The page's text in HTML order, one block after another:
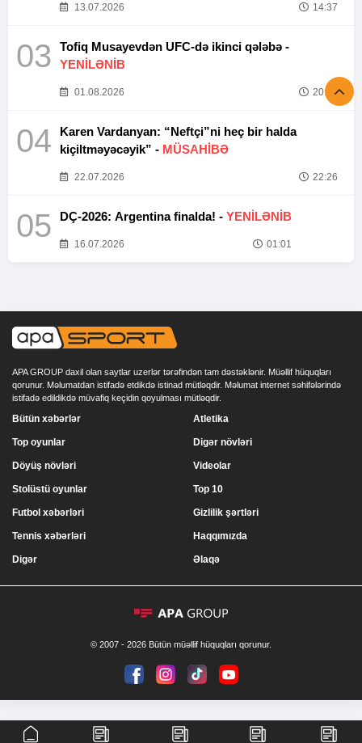
13.07.2026 14:37
03
Tofiq Musayevdən UFC-də ikinci qələbə -
YENİLƏNİB
01.08.2026 20:52
04
Karen Vardanyan: “Neftçi”ni heç bir halda
kiçiltməyəcəyik” - MÜSAHİBƏ
22.07.2026 22:26
05 DÇ-2026: Argentina finalda! - YENİLƏNİB
16.07.2026 01:01
APA GROUP daxil olan saytlar uzerlər tərəfindən tam dəstəklənir. Müəllif hüquqları
qorunur. Məlumatdan istifadə etdikdə istinad mütləqdir. Məlumat internet səhifələrində
istifadə edildikdə müvafiq keçidin qoyulması mütləqdir.
Bütün xəbərlər
Top oyunlar
Döyüş növləri
Stolüstü oyunlar
Atletika
Digər növləri
Videolar
Top 10
Futbol xəbərləri
Tennis xəbərləri
Digər
Gizlilik şərtləri
Haqqımızda
Əlaqə
© 2007 - 2026 Bütün müəllif hüquqları qorunur.